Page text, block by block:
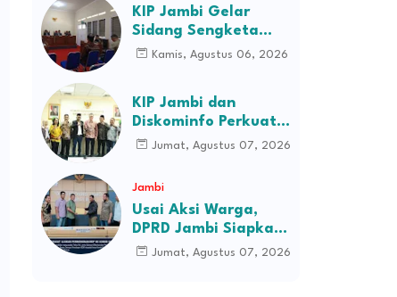
Desa Kec Tebo Ilir
Bakal Blokade Jalan
KIP Jambi Gelar
Sidang Sengketa
Informasi Dugaan
H.M.Syukur Jambi
Kamis, Agustus 06, 2026
KIP Jambi dan
Diskominfo Perkuat
Sinergi dengan
Komisioner
Jumat, Agustus 07, 2026
Jambi
Usai Aksi Warga,
DPRD Jambi Siapkan
RDP Jalan Simpang
Jumat, Agustus 07, 2026